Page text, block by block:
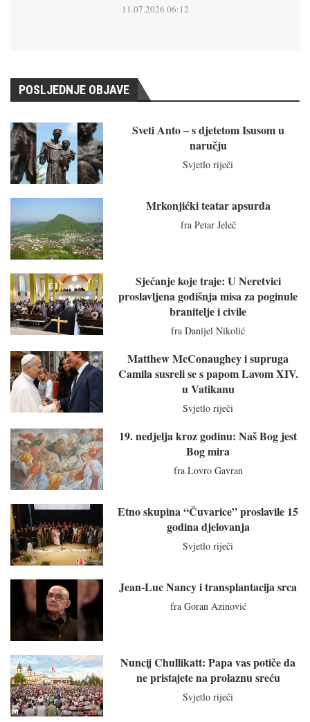
11.07.2026 06:12
POSLJEDNJE OBJAVE
Sveti Anto – s djetetom Isusom u
naručju
Svjetlo riječi
Mrkonjićki teatar apsurda
fra Petar Jeleč
Sjećanje koje traje: U Neretvici
proslavljena godišnja misa za poginule
branitelje i civile
fra Danijel Nikolić
Matthew McConaughey i supruga
Camila susreli se s papom Lavom XIV.
u Vatikanu
Svjetlo riječi
19. nedjelja kroz godinu: Naš Bog jest
Bog mira
fra Lovro Gavran
Etno skupina “Čuvarice” proslavile 15
godina djelovanja
Svjetlo riječi
Jean-Luc Nancy i transplantacija srca
fra Goran Azinović
Nuncij Chullikatt: Papa vas potiče da
ne pristajete na prolaznu sreću
Svjetlo riječi